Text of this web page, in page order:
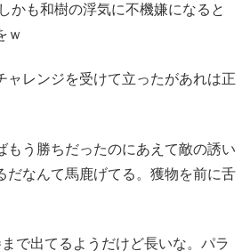
かも和樹の浮気に不機嫌になると
ｗ
ャレンジを受けて立ったがあれは正
もう勝ちだったのにあえて敵の誘い
だなんて馬鹿げてる。獲物を前に舌
で出てるようだけど長いな。パラ